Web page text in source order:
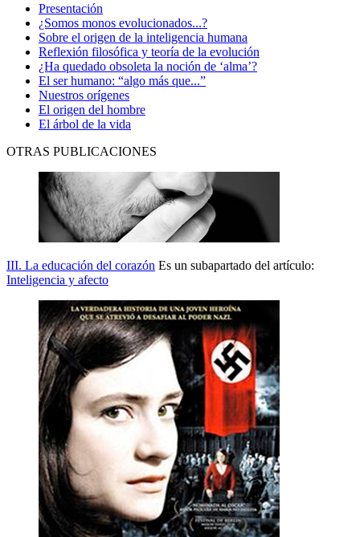
Presentación
¿Somos monos evolucionados...?
Sobre el origen de la inteligencia humana
Reflexión filosófica y teoría de la evolución
¿Ha quedado obsoleta la noción de ‘alma’?
El ser humano: “algo más que...”
Nuestros orígenes
El origen del hombre
El árbol de la vida
OTRAS PUBLICACIONES
III. La educación del corazón Es un subapartado del artículo:
Inteligencia y afecto